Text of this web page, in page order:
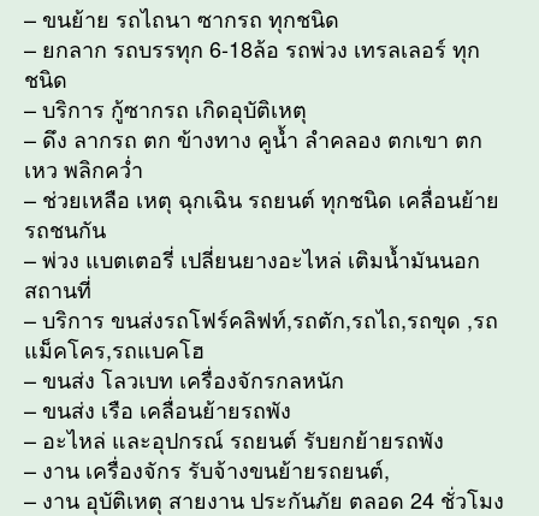
– ขนย้าย รถไถนา ซากรถ ทุกชนิด
– ยกลาก รถบรรทุก 6-18ล้อ รถพ่วง เทรลเลอร์ ทุก
ชนิด
– บริการ กู้ซากรถ เกิดอุบัติเหตุ
– ดึง ลากรถ ตก ข้างทาง คูน้ำ ลำคลอง ตกเขา ตก
เหว พลิกคว่ำ
– ช่วยเหลือ เหตุ ฉุกเฉิน รถยนต์ ทุกชนิด เคลื่อนย้าย
รถชนกัน
– พ่วง แบตเตอรี่ เปลี่ยนยางอะไหล่ เติมน้ำมันนอก
สถานที่
– บริการ ขนส่งรถโฟร์คลิฟท์,รถตัก,รถไถ,รถขุด ,รถ
แม็คโคร,รถแบคโฮ
– ขนส่ง โลวเบท เครื่องจักรกลหนัก
– ขนส่ง เรือ เคลื่อนย้ายรถพัง
– อะไหล่ และอุปกรณ์ รถยนต์ รับยกย้ายรถพัง
– งาน เครื่องจักร รับจ้างขนย้ายรถยนต์,
– งาน อุบัติเหตุ สายงาน ประกันภัย ตลอด 24 ชั่วโมง